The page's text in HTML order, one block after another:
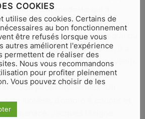
grand érudit modeste qui a
et admirer ses paysages
en marcheur, spéléologue ou
En guise de journal intime, il a
pour fixer ses souvenirs
s’est imposée au fil des ans
Son jardin mystérieux. Un
de lumière, d’ombre à couper et
menacé. Jacques Maigne
COOKIES
utilise des cookies. Certains de
au bon fonctionnement
être refusés lorsque vous
autres améliorent l'expérience
permettent de réaliser des
Nous vous recommandons
pour profiter pleinement
Vous pouvez choisir de les